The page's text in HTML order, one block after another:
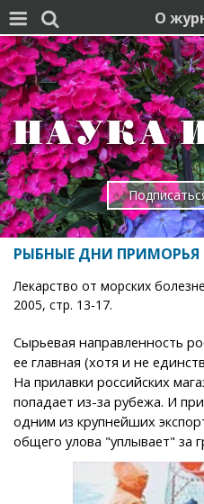
  О
РЫБНЫЕ ДНИ ПРИМОРЬЯ
Лекарство от морских
2005, стр. 13-17.
Сырьевая направленность
ее главная (хотя и не
На прилавки российских
попадает из-за рубежа. И
одним из крупнейших
общего улова "уплывает" за